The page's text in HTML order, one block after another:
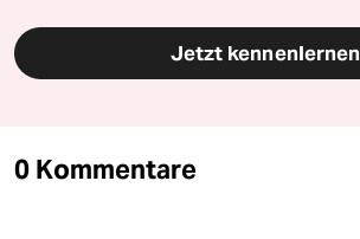
Jetzt kennenlernen
0 Kommentare